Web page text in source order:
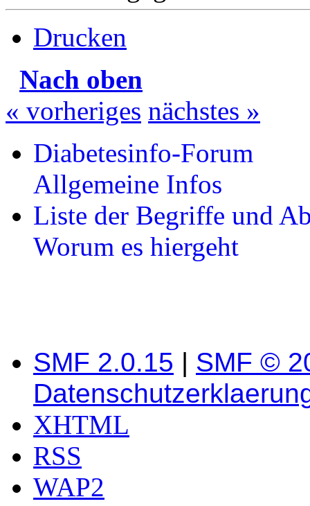
Drucken
Nach oben
« vorheriges nächstes »
Diabetesinfo-Forum
Allgemeine Infos
Liste der Begriffe und
Worum es hiergeht
SMF 2.0.15 | SMF ©
XHTML
RSS
WAP2